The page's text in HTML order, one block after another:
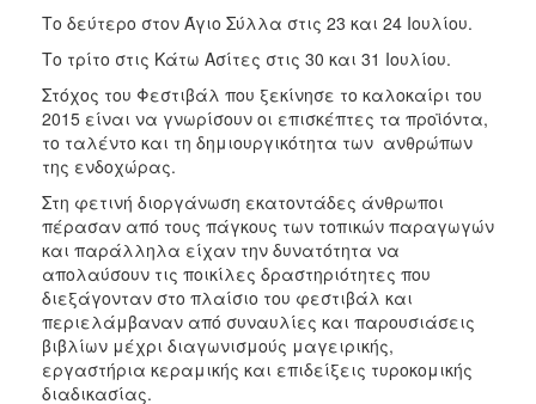
Το δεύτερο στον Άγιο Σύλλα στις 23 και 24 Ιουλίου.
Το τρίτο στις Κάτω Ασίτες στις 30 και 31 Ιουλίου.
Στόχος του Φεστιβάλ που ξεκίνησε το καλοκαίρι του
2015 είναι να γνωρίσουν οι επισκέπτες τα προϊόντα,
το ταλέντο και τη δημιουργικότητα των ανθρώπων
της ενδοχώρας.
Στη φετινή διοργάνωση εκατοντάδες άνθρωποι
πέρασαν από τους πάγκους των τοπικών παραγωγών
και παράλληλα είχαν την δυνατότητα να
απολαύσουν τις ποικίλες δραστηριότητες που
διεξάγονταν στο πλαίσιο του φεστιβάλ και
περιελάμβαναν από συναυλίες και παρουσιάσεις
βιβλίων μέχρι διαγωνισμούς μαγειρικής,
εργαστήρια κεραμικής και επιδείξεις τυροκομικής
διαδικασίας.